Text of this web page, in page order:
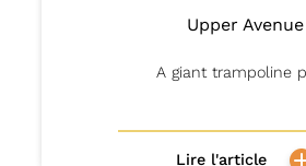
Upper Avenue
A giant trampoline
Lire l'article